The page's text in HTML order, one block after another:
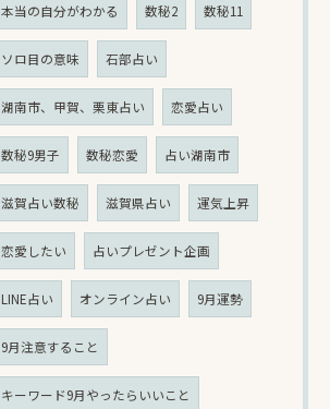
本当の自分がわかる 数秘2 数秘11
ソロ目の意味 石部占い
湖南市、甲賀、栗東占い 恋愛占い
数秘9男子 数秘恋愛 占い湖南市
滋賀占い数秘 滋賀県占い 運気上昇
恋愛したい 占いプレゼント企画
LINE占い オンライン占い 9月運勢
9月注意すること
キーワード9月やったらいいこと